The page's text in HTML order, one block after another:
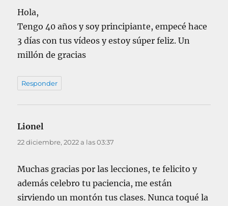
Hola,
Tengo 40 años y soy principiante, empecé hace
3 días con tus vídeos y estoy súper feliz. Un
millón de gracias
Responder
Lionel
22 diciembre, 2022 a las 03:37
Muchas gracias por las lecciones, te felicito y
además celebro tu paciencia, me están
sirviendo un montón tus clases. Nunca toqué la